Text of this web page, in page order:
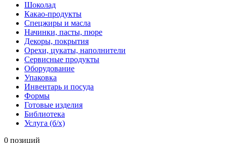
Шоколад
Какао-продукты
Спецжиры и масла
Начинки, пасты, пюре
Декоры, покрытия
Орехи, цукаты, наполнители
Сервисные продукты
Оборудование
Упаковка
Инвентарь и посуда
Формы
Готовые изделия
Библиотека
Услуга (б/х)
0 позиций